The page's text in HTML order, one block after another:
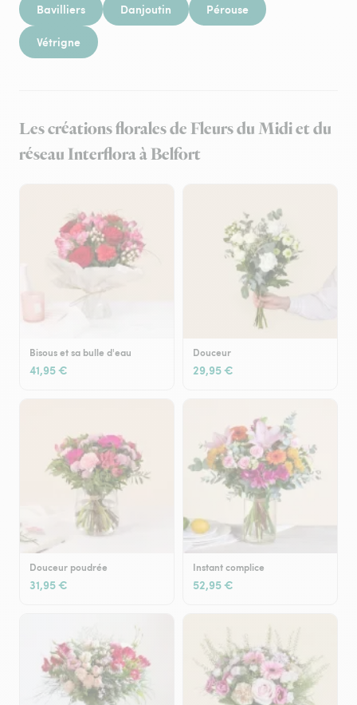
Bavilliers Danjoutin Pérouse
Vétrigne
Les créations florales de Fleurs du Midi et du
réseau Interflora à Belfort
Bisous et sa bulle d'eau
41,95 €
Douceur
29,95 €
Douceur poudrée
31,95 €
Instant complice
52,95 €